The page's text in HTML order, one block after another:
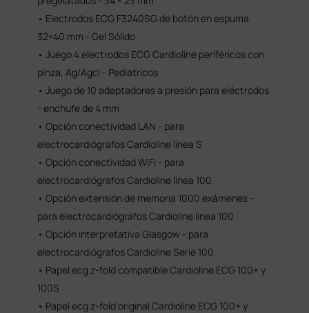
• Electrodos ECG F3240SG de botón en espuma
32×40 mm - Gel Sólido
• Juego 4 electrodos ECG Cardioline periféricos con
pinza, Ag/Agcl - Pediatricos
• Juego de 10 adaptadores a presión para eléctrodos
- enchufe de 4 mm
• Opción conectividad LAN - para
electrocardiógrafos Cardioline línea S
• Opción conectividad WiFi - para
electrocardiógrafos Cardioline línea 100
• Opción extensión de memoria 1000 exámenes -
para electrocardiógrafos Cardioline línea 100
• Opción interpretativa Glasgow - para
electrocardiógrafos Cardioline Serie 100
• Papel ecg z-fold compatible Cardioline ECG 100+ y
100S
• Papel ecg z-fold original Cardioline ECG 100+ y